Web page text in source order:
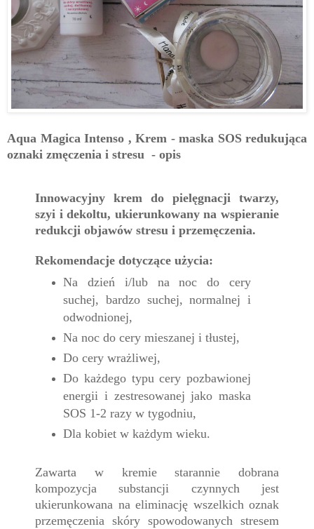
Aqua Magica Intenso , Krem - maska SOS redukująca
oznaki zmęczenia i stresu - opis
Innowacyjny krem do pielęgnacji twarzy,
szyi i dekoltu, ukierunkowany na wspieranie
redukcji objawów stresu i przemęczenia.
Rekomendacje dotyczące użycia:
Na dzień i/lub na noc do cery
suchej, bardzo suchej, normalnej i
odwodnionej,
Na noc do cery mieszanej i tłustej,
Do cery wrażliwej,
Do każdego typu cery pozbawionej
energii i zestresowanej jako maska
SOS 1-2 razy w tygodniu,
Dla kobiet w każdym wieku.
Zawarta w kremie starannie dobrana
kompozycja substancji czynnych jest
ukierunkowana na eliminację wszelkich oznak
przemęczenia skóry spowodowanych stresem